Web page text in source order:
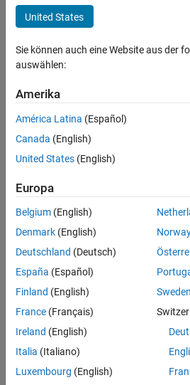
Information Technology
Commercial Sales
Marketing Communications
Finance and Operations
+3
Derzeit
es
keine
offenen
Stellen,
Ihren
Suchkriterien
entsprechen.
können
die
Suchkriterien
weiter
fassen
oder
alle
Stellenangebote
anzeigen .
United States
Sie können auch eine Website aus der
auswählen:
Amerika
América Latina (Español)
Canada (English)
United States (English)
Europa
Belgium (English)
Denmark (English)
Deutschland (Deutsch)
España (Español)
Finland (English)
France (Français)
Ireland (English)
Italia (Italiano)
Luxembourg (English)
Sweden